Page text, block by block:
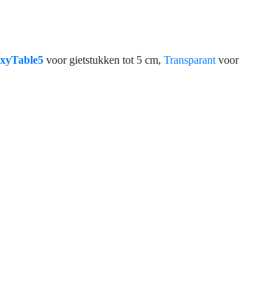
voor gietstukken tot 5 cm, Transparant voor